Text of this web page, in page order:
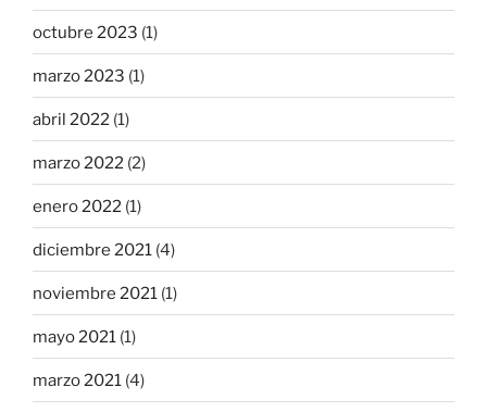
octubre 2023 (1)
marzo 2023 (1)
abril 2022 (1)
marzo 2022 (2)
enero 2022 (1)
diciembre 2021 (4)
noviembre 2021 (1)
mayo 2021 (1)
marzo 2021 (4)